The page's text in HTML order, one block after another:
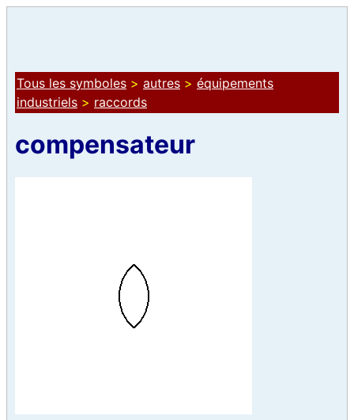
Tous les symboles > autres > équipements
industriels > raccords
compensateur